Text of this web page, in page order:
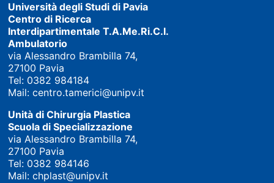
Università degli Studi di Pavia
Centro di Ricerca
Interdipartimentale T.A.Me.Ri.C.I.
Ambulatorio
via Alessandro Brambilla 74,
27100 Pavia
Tel: 0382 984184
Mail:centro.tamerici@unipv.it
Unità di Chirurgia Plastica
Scuola di Specializzazione
via Alessandro Brambilla 74,
27100 Pavia
Tel: 0382 984146
Mail:chplast@unipv.it